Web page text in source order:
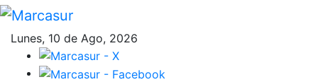
Lunes, 10 de Ago, 2026